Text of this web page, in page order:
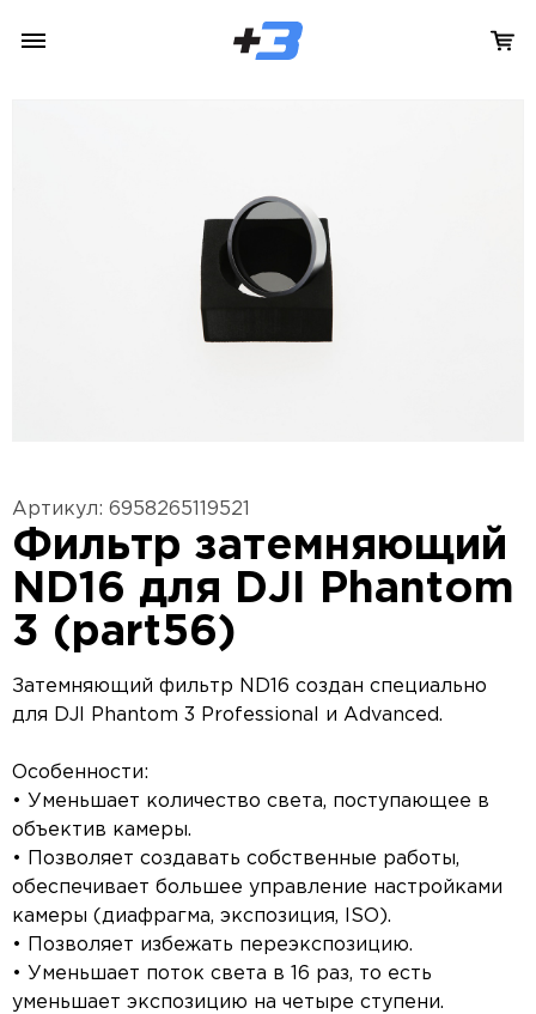
Артикул: 6958265119521
Фильтр затемняющий
ND16 для DJI Phantom
3 (part56)
Затемняющий фильтр ND16 создан специально
для DJI Phantom 3 Professional и Advanced.
Особенности:
• Уменьшает количество света, поступающее в
объектив камеры.
• Позволяет создавать собственные работы,
обеспечивает большее управление настройками
камеры (диафрагма, экспозиция, ISO).
• Позволяет избежать переэкспозицию.
• Уменьшает поток света в 16 раз, то есть
уменьшает экспозицию на четыре ступени.